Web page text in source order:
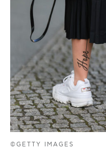
©GETTY IMAGES